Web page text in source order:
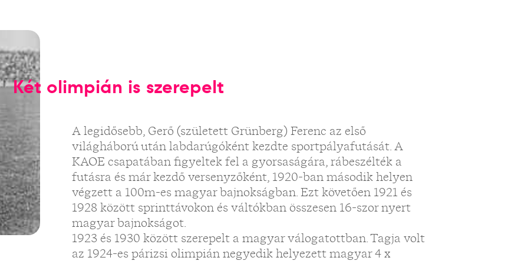
Két olimpián is szerepelt
A legidősebb, Gerő (született Grünberg) Ferenc az első
világháború után labdarúgóként kezdte sportpályafutását. A
KAOE csapatában figyeltek fel a gyorsaságára, rábeszélték a
futásra és már kezdő versenyzőként, 1920-ban második helyen
végzett a 100m-es magyar bajnokságban. Ezt követően 1921 és
1928 között sprinttávokon és váltókban összesen 16-szor nyert
magyar bajnokságot.
1923 és 1930 között szerepelt a magyar válogatottban. Tagja volt
az 1924-es párizsi olimpián negyedik helyezett magyar 4 x